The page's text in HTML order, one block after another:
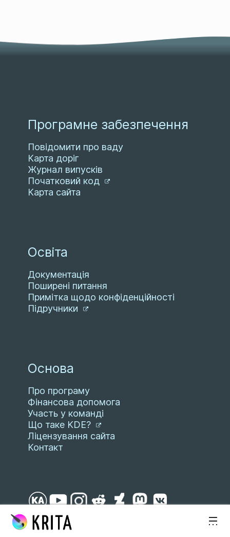
Програмне забезпечення
Повідомити про ваду
Карта доріг
Журнал випусків
Початковий код
Карта сайта
Освіта
Документація
Поширені питання
Примітка щодо конфіденційності
Підручники
Основа
Про програму
Фінансова допомога
Участь у команді
Що таке KDE?
Ліцензування сайта
Контакт